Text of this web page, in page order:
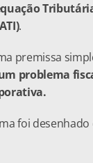
.
premissa
problema
foi